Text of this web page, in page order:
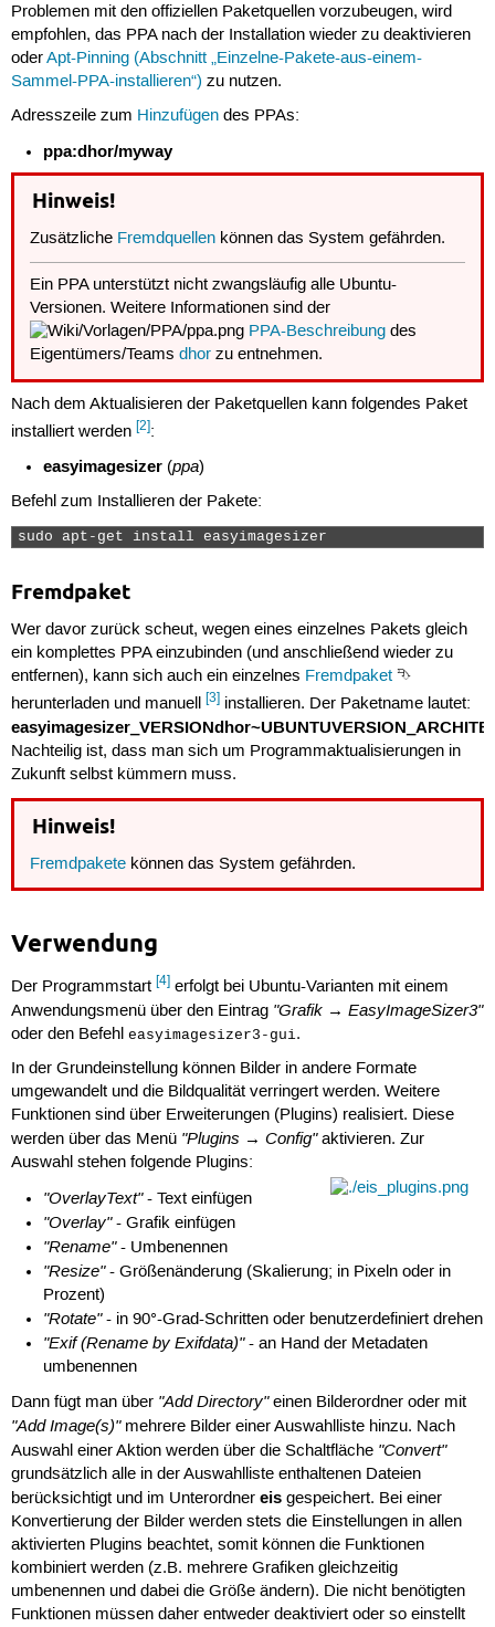
Problemen mit den offiziellen Paketquellen vorzubeugen, wird
empfohlen, das PPA nach der Installation wieder zu deaktivieren
oderApt-Pinning (Abschnitt „Einzelne-Pakete-aus-einem-
Sammel-PPA-installieren“) zu nutzen.
Adresszeile zum Hinzufügendes PPAs:
ppa:dhor/myway
Hinweis!
Zusätzliche Fremdquellen können das System gefährden.
Ein PPA unterstützt nicht zwangsläufig alle Ubuntu-
Versionen. Weitere Informationen sind der
PPA-Beschreibung des
Eigentümers/Teamsdhor zu entnehmen.
Nach dem Aktualisieren der Paketquellen kann folgendes Paket
installiert werden [2]:
easyimagesizer (ppa)
Befehl zum Installieren der Pakete:
sudo apt-get install easyimagesizer
Fremdpaket
Wer davor zurück scheut, wegen eines einzelnes Pakets gleich
ein komplettes PPA einzubinden (und anschließend wieder zu
entfernen), kann sich auch ein einzelnes Fremdpaket⮷
herunterladen und manuell [3]installieren. Der Paketname lautet:
Nachteilig ist, dass man sich um Programmaktualisierungen in
Zukunft selbst kümmern muss.
Hinweis!
Fremdpakete können das System gefährden.
Verwendung
Der Programmstart [4]erfolgt bei Ubuntu-Varianten mit einem
Anwendungsmenü über den Eintrag "Grafik → EasyImageSizer3"
oder den Befehl easyimagesizer3-gui.
In der Grundeinstellung können Bilder in andere Formate
umgewandelt und die Bildqualität verringert werden. Weitere
Funktionen sind über Erweiterungen (Plugins) realisiert. Diese
werden über das Menü "Plugins → Config"aktivieren. Zur
Auswahl stehen folgende Plugins:
"OverlayText"- Text einfügen
"Overlay"- Grafik einfügen
"Rename"- Umbenennen
"Resize"- Größenänderung (Skalierung; in Pixeln oder in
Prozent)
"Rotate"- in 90°-Grad-Schritten oder benutzerdefiniert drehen
"Exif (Rename by Exifdata)"- an Hand der Metadaten
umbenennen
Dann fügt man über "Add Directory"einen Bilderordner oder mit
"Add Image(s)"mehrere Bilder einer Auswahlliste hinzu. Nach
Auswahl einer Aktion werden über die Schaltfläche "Convert"
grundsätzlich alle in der Auswahlliste enthaltenen Dateien
berücksichtigt und im Unterordner eisgespeichert. Bei einer
Konvertierung der Bilder werden stets die Einstellungen in allen
aktivierten Plugins beachtet, somit können die Funktionen
kombiniert werden (z.B. mehrere Grafiken gleichzeitig
umbenennen und dabei die Größe ändern). Die nicht benötigten
Funktionen müssen daher entweder deaktiviert oder so einstellt